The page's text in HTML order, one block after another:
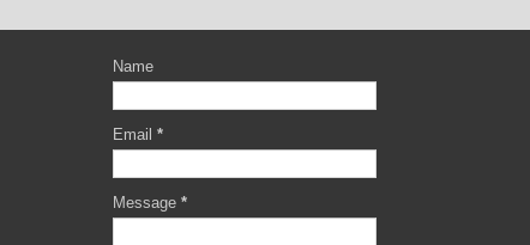
Name
Email *
Message *